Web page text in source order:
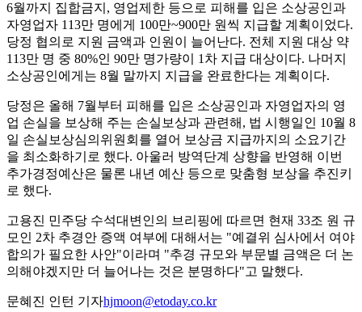
6월까지 집합금지, 영업제한 등으로 피해를 입은 소상공인과
자영업자 113만 명에게 100만~900만 원씩 지급할 계획이었다.
당정 협의로 지원 금액과 인원이 늘어난다. 전체 지원 대상 약
113만 명 중 80%인 90만 명가량이 1차 지급 대상이다. 나머지
소상공인에게는 8월 말까지 지급을 완료한다는 계획이다.
당정은 올해 7월부터 피해를 입은 소상공인과 자영업자의 영
업 손실을 보상해 주는 손실보상과 관련해, 법 시행일인 10월 8
일 손실보상심의위원회를 열어 보상금 지급까지의 소요기간
을 최소화하기로 했다. 아울러 방역단계 상향을 반영해 이번
추가경정예산은 물론 내년 예산 등으로 맞춤형 보상을 추진키
로 했다.
고용진 민주당 수석대변인의 브리핑에 따르면 현재 33조 원 규
모인 2차 추경안 증액 여부에 대해서는 "예결위 심사에서 여야
합의가 필요한 사안"이라며 "추경 규모와 부문별 금액은 더 논
의해야겠지만 더 늘어나는 것은 분명하다"고 말했다.
문혜진 인턴 기자hjmoon@etoday.co.kr